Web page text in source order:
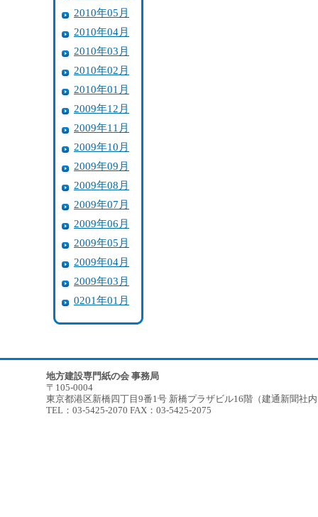
2010年05月
2010年04月
2010年03月
2010年02月
2010年01月
2009年12月
2009年11月
2009年10月
2009年09月
2009年08月
2009年07月
2009年06月
2009年05月
2009年04月
2009年03月
0201年01月
地方建設専門紙の会 事務局
〒105-0004
東京都港区新橋四丁目9番1号 新橋プラザビル16階（建通新聞社
TEL：03-5425-2070 FAX：03-5425-2075